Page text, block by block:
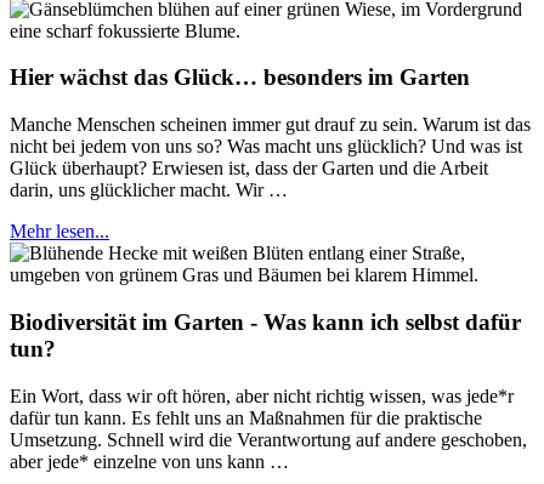
Hier wächst das Glück… besonders im Garten
Manche Menschen scheinen immer gut drauf zu sein. Warum ist das
nicht bei jedem von uns so? Was macht uns glücklich? Und was ist
Glück überhaupt? Erwiesen ist, dass der Garten und die Arbeit
darin, uns glücklicher macht. Wir …
Mehr lesen...
Biodiversität im Garten - Was kann ich selbst dafür
tun?
Ein Wort, dass wir oft hören, aber nicht richtig wissen, was jede*r
dafür tun kann. Es fehlt uns an Maßnahmen für die praktische
Umsetzung. Schnell wird die Verantwortung auf andere geschoben,
aber jede* einzelne von uns kann …